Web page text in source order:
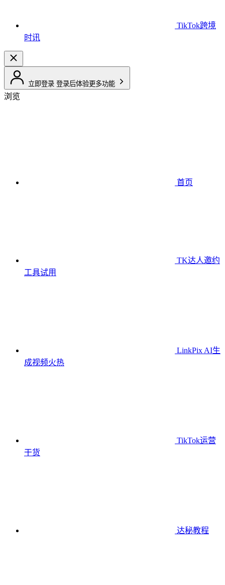
TikTok跨境
时讯
立即登录 登录后体验更多功能
浏览
首页
TK达人邀约
工具试用
LinkPix AI生
成视频火热
TikTok运营
干货
达秘教程